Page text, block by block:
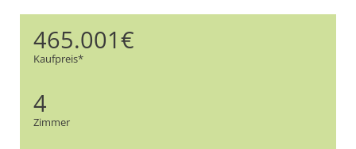
465.001€
Kaufpreis*
4
Zimmer